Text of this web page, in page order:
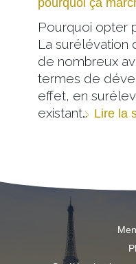
pourquoi ça
Pourquoi opter
La surélévation
de nombreux
termes de
effet, en
existant… Lire la